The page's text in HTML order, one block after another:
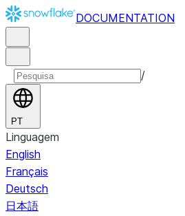
DOCUMENTATION
/
PT
Linguagem
English
Français
Deutsch
日本語